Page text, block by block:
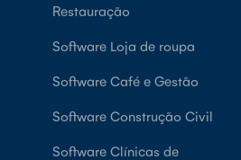
Restauração
Software Loja de roupa
Software Café e Gestão
Software Construção Civil
Software Clínicas de